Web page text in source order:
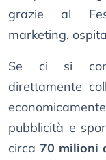
grazie al
marketing,
Se ci si
direttamente
pubblicità e
circa 70 milioni